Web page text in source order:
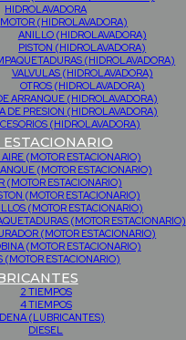
HIDROLAVADORA
MOTOR (HIDROLAVADORA)
ANILLO (HIDROLAVADORA)
PISTON (HIDROLAVADORA)
(HIDROLAVADORA)
VALVULAS (HIDROLAVADORA)
OTROS (HIDROLAVADORA)
ARRANQUE (HIDROLAVADORA)
DE PRESION (HIDROLAVADORA)
(HIDROLAVADORA)
(MOTOR ESTACIONARIO)
(MOTOR ESTACIONARIO)
(MOTOR ESTACIONARIO)
(MOTOR ESTACIONARIO)
(MOTOR ESTACIONARIO)
(MOTOR ESTACIONARIO)
(MOTOR ESTACIONARIO)
(MOTOR ESTACIONARIO)
(MOTOR ESTACIONARIO)
2 TIEMPOS
4 TIEMPOS
(LUBRICANTES)
DIESEL